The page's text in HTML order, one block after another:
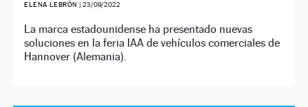
ELENA LEBRÓN |23/09/2022
La marca estadounidense ha presentado nuevas
soluciones en la feria IAA de vehículos comerciales de
Hannover (Alemania).